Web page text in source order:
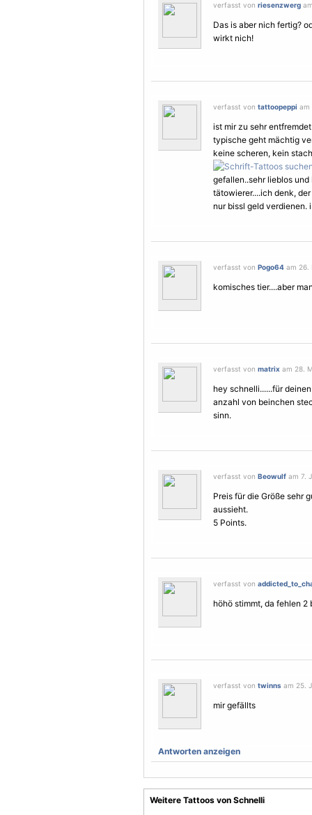
verfasst von riesenzwerg
Das is aber nich fertig?
wirkt nich!
verfasst von tattoopeppi am
ist mir zu sehr
typische geht mächtig
keine scheren, kein
gefallen..sehr lieblos
tätowierer....ich denk,
nur bissl geld verdienen.
verfasst von Pogo64 am 26.
komisches tier....aber
verfasst von matrix am 28.
hey schnelli......für
anzahl von beinchen
sinn.
verfasst von Beowulf am 7.
Preis für die Größe sehr
aussieht.
5 Points.
verfasst von
höhö stimmt, da fehlen 2
verfasst von twinns am 25.
mir gefällts
Antworten anzeigen
Weitere Tattoos von Schnelli